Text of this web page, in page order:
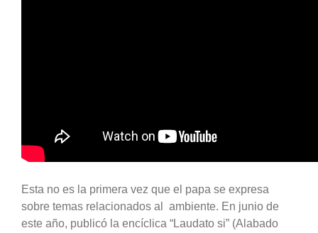
Esta no es la primera vez que el papa se expresa
sobre temas relacionados al ambiente. En junio de
este año, publicó la encíclica “Laudato si” (Alabado